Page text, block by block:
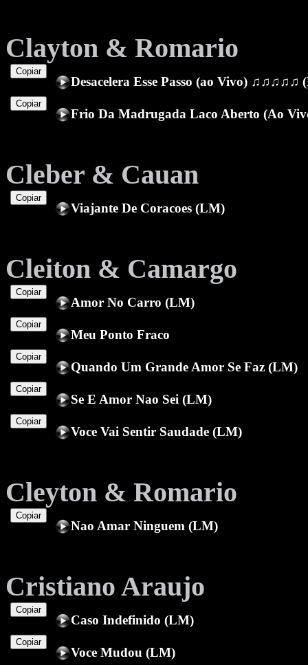
Clayton & Romario
Desacelera Esse Passo (ao Vivo) ♫♫♫♫♫
Copiar
Frio Da Madrugada Laco Aberto (Ao
Copiar
Cleber & Cauan
Viajante De Coracoes (LM)
Copiar
Cleiton & Camargo
Amor No Carro (LM)
Copiar
Meu Ponto Fraco
Copiar
Quando Um Grande Amor Se Faz (LM)
Copiar
Se E Amor Nao Sei (LM)
Copiar
Voce Vai Sentir Saudade (LM)
Copiar
Cleyton & Romаrio
Nao Amar Ninguem (LM)
Copiar
Cristiano Araujo
Caso Indefinido (LM)
Copiar
Voce Mudou (LM)
Copiar